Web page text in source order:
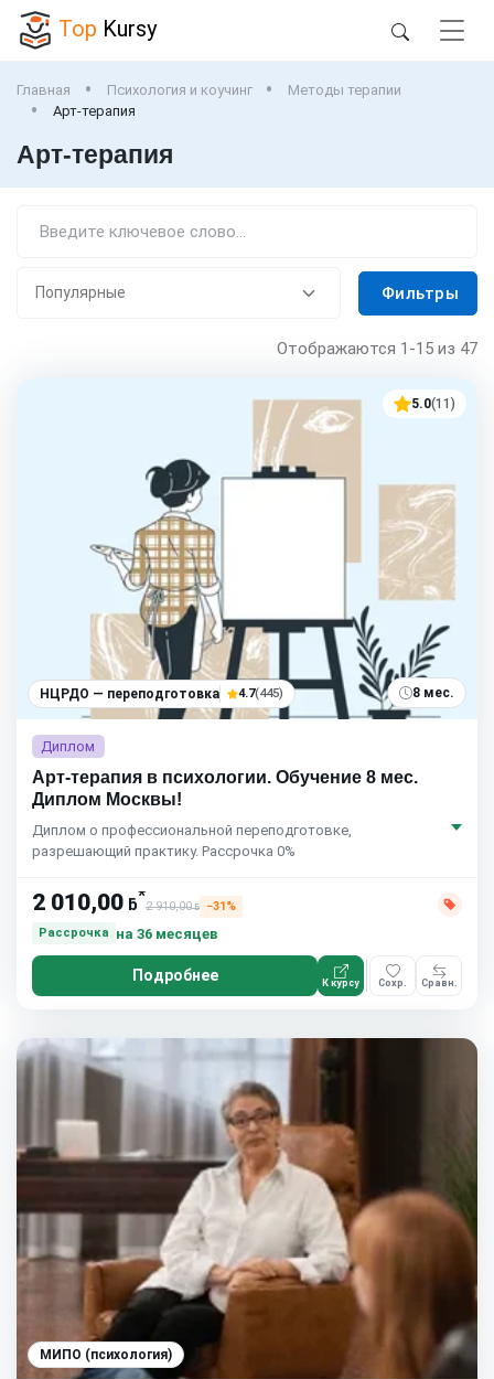
Top Kursy
Главная Психология и коучинг
Методы терапии
Арт-терапия
Арт-терапия
Фильтры
Отображаются 1-15 из 47
5.0(11)
НЦРДО — переподготовка 4.7(445) 8 мес.
Диплом
Арт-терапия в психологии. Обучение 8 мес.
Диплом Москвы!
Диплом о профессиональной переподготовке,
разрешающий практику. Рассрочка 0%
2 010,00 ƃ*
2 910,00ƃ
−31%
Рассрочка
на 36 месяцев
Подробнее К курсу Сохр. Сравн.
МИПО (психология)